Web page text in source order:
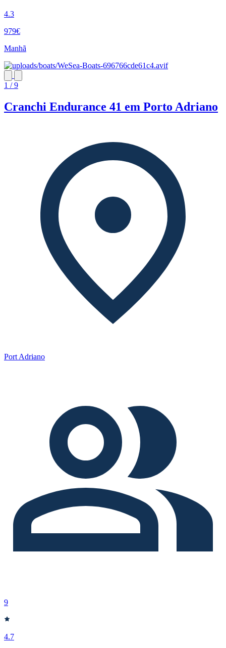
4.3
979€
Manhã
1 / 9
Cranchi Endurance 41 em Porto Adriano
Port Adriano
9
4.7